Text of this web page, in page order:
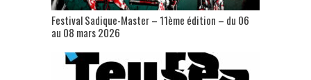
Festival Sadique-Master – 11ème édition – du 06
au 08 mars 2026